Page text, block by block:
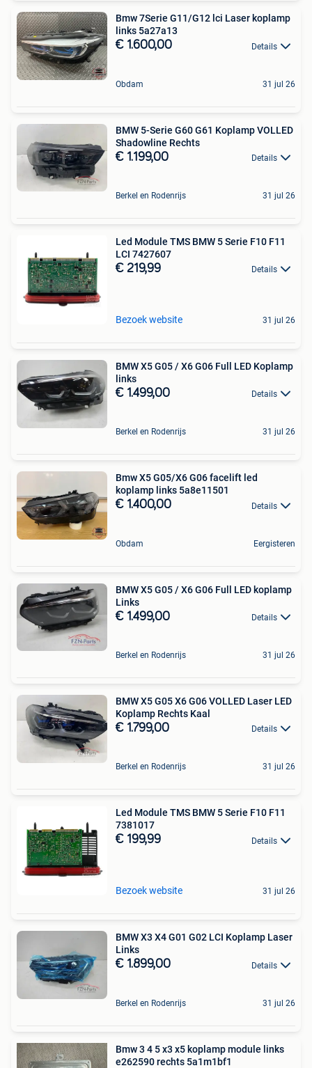
Bmw 7Serie G11/G12 lci Laser koplamp
links 5a27a13
€ 1.600,00 Details
Obdam 31 jul 26
BMW 5-Serie G60 G61 Koplamp VOLLED
Shadowline Rechts
€ 1.199,00 Details
Berkel en Rodenrijs 31 jul 26
Led Module TMS BMW 5 Serie F10 F11
LCI 7427607
€ 219,99 Details
Bezoek website 31 jul 26
BMW X5 G05 / X6 G06 Full LED Koplamp
links
€ 1.499,00 Details
Berkel en Rodenrijs 31 jul 26
Bmw X5 G05/X6 G06 facelift led
koplamp links 5a8e11501
€ 1.400,00 Details
Obdam Eergisteren
BMW X5 G05 / X6 G06 Full LED koplamp
Links
€ 1.499,00 Details
Berkel en Rodenrijs 31 jul 26
BMW X5 G05 X6 G06 VOLLED Laser LED
Koplamp Rechts Kaal
€ 1.799,00 Details
Berkel en Rodenrijs 31 jul 26
Led Module TMS BMW 5 Serie F10 F11
7381017
€ 199,99 Details
Bezoek website 31 jul 26
BMW X3 X4 G01 G02 LCI Koplamp Laser
Links
€ 1.899,00 Details
Berkel en Rodenrijs 31 jul 26
Bmw 3 4 5 x3 x5 koplamp module links
e262590 rechts 5a1m1bf1